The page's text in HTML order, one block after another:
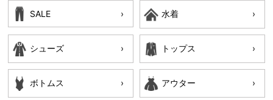
SALE 水着
シューズ トップス
ボトムス アウター